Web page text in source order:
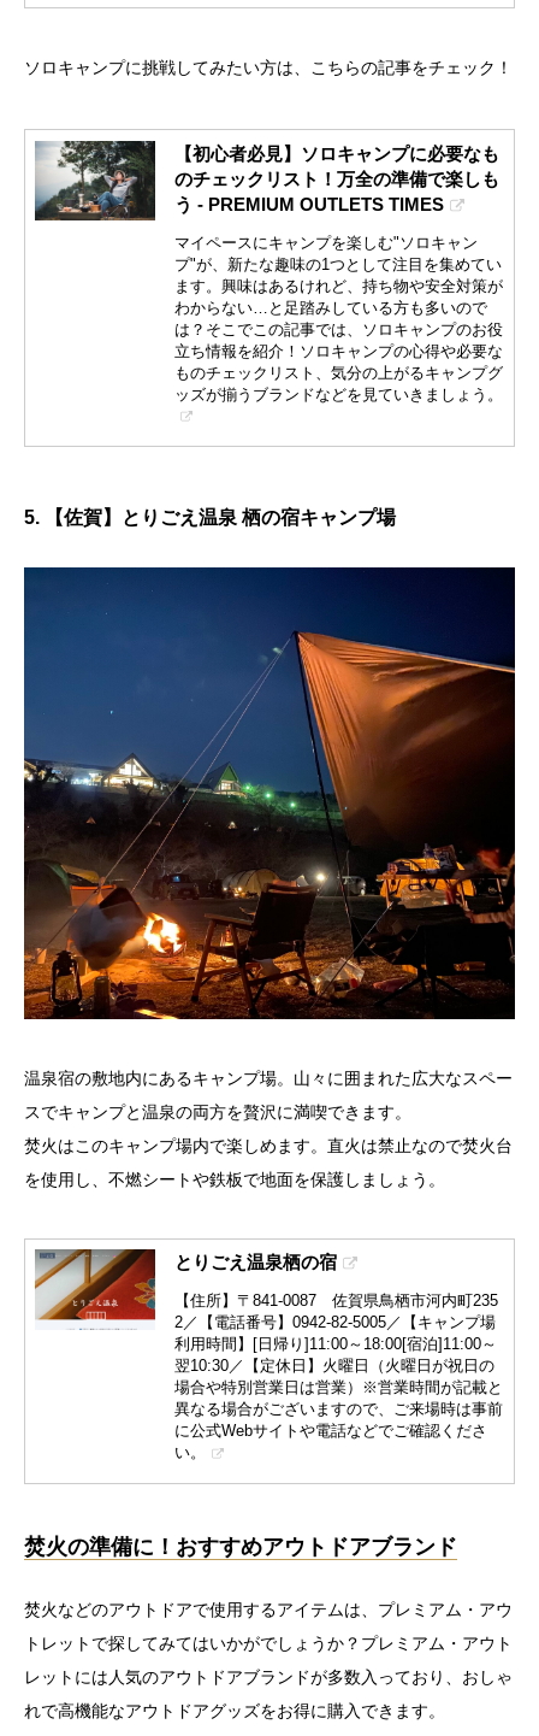
ソロキャンプに挑戦してみたい方は、こちらの記事をチェック！
【初心者必見】ソロキャンプに必要なも
のチェックリスト！万全の準備で楽しも
う - PREMIUM OUTLETS TIMES
マイペースにキャンプを楽しむ"ソロキャン
プ"が、新たな趣味の1つとして注目を集めてい
ます。興味はあるけれど、持ち物や安全対策が
わからない…と足踏みしている方も多いので
は？そこでこの記事では、ソロキャンプのお役
立ち情報を紹介！ソロキャンプの心得や必要な
ものチェックリスト、気分の上がるキャンプグ
ッズが揃うブランドなどを見ていきましょう。
5. 【佐賀】とりごえ温泉 栖の宿キャンプ場
温泉宿の敷地内にあるキャンプ場。山々に囲まれた広大なスペー
スでキャンプと温泉の両方を贅沢に満喫できます。
焚火はこのキャンプ場内で楽しめます。直火は禁止なので焚火台
を使用し、不燃シートや鉄板で地面を保護しましょう。
とりごえ温泉栖の宿
【住所】〒841-0087 佐賀県鳥栖市河内町235
2／【電話番号】0942-82-5005／【キャンプ場
利用時間】[日帰り]11:00～18:00[宿泊]11:00～
翌10:30／【定休日】火曜日（火曜日が祝日の
場合や特別営業日は営業）※営業時間が記載と
異なる場合がございますので、ご来場時は事前
に公式Webサイトや電話などでご確認くださ
い。
焚火の準備に！おすすめアウトドアブランド
焚火などのアウトドアで使用するアイテムは、プレミアム・アウ
トレットで探してみてはいかがでしょうか？プレミアム・アウト
レットには人気のアウトドアブランドが多数入っており、おしゃ
れで高機能なアウトドアグッズをお得に購入できます。